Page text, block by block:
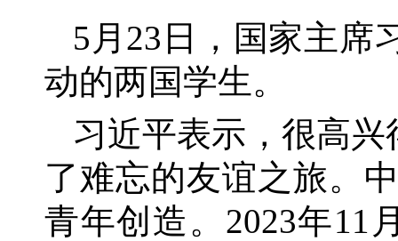
5月23日，国家主席
动的两国学生。
习近平表示，很高
了难忘的友谊之旅。
青年创造。2023年11